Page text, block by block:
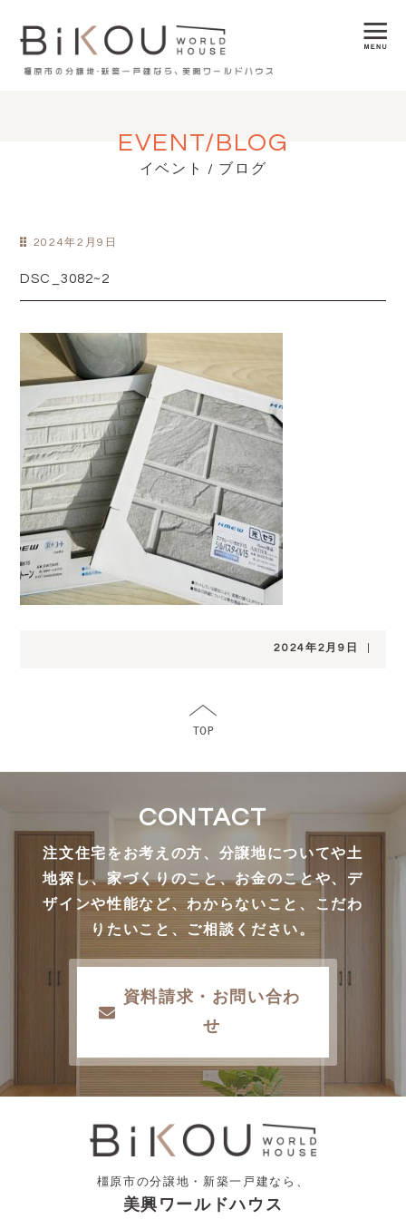
EVENT/BLOG
イベント / ブログ
2024年2月9日
DSC_3082~2
2024年2月9日
CONTACT
注文住宅をお考えの方、分譲地についてや土
地探し、家づくりのこと、お金のことや、デ
ザインや性能など、わからないこと、こだわ
りたいこと、ご相談ください。
資料請求・お問い合わ
せ
橿原市の分譲地・新築一戸建なら、
美興ワールドハウス